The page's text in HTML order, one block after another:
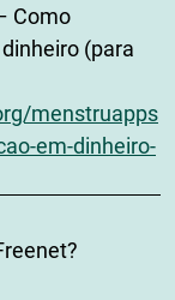
Como
(para
menstruapps
em-dinheiro-